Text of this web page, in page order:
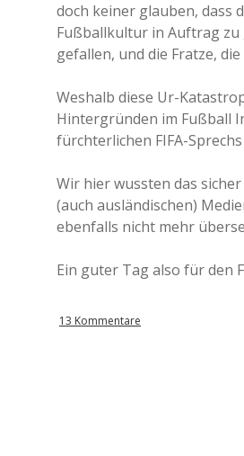
doch keiner glauben, dass
Fußballkultur in Auftrag zu
gefallen, und die Fratze,
Weshalb diese Ur-
Hintergründen im Fußball
fürchterlichen FIFA-
Wir hier wussten das
(auch ausländischen)
ebenfalls nicht mehr
Ein guter Tag also für den
13 Kommentare